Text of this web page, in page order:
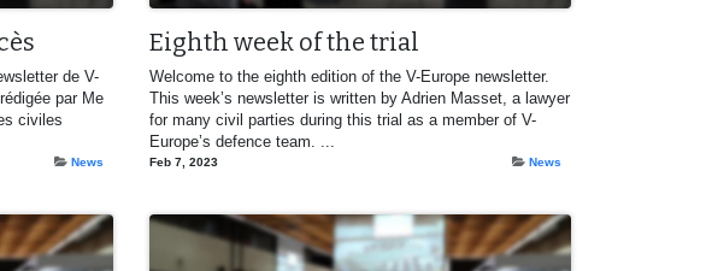
de V-
par Me
civiles
News
Eighth week of the trial
Welcome to the eighth edition of the V-Europe newsletter.
This week’s newsletter is written by Adrien Masset, a lawyer
for many civil parties during this trial as a member of V-
Europe’s defence team. ...
Feb 7, 2023 News